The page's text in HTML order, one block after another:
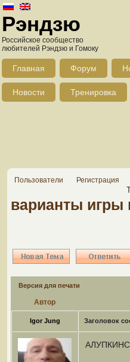
Рэндзю
Российское сообщество
любителей Рэндзю и Гомоку
Главная Форум
Новости Тренировка
Пользователи Регистрация
варианты
Версия для печати
Автор
Igor Jung Заголовок